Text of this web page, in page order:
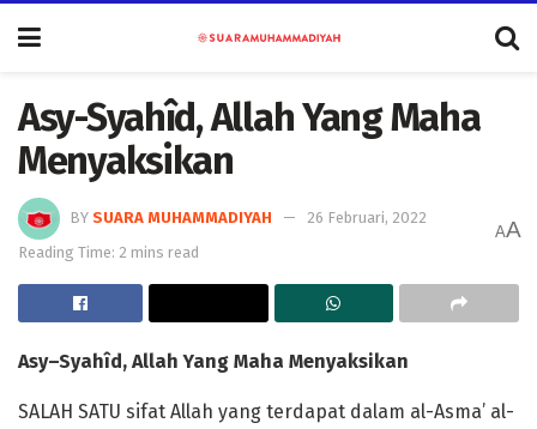
Asy-Syahîd, Allah Yang Maha
Menyaksikan
BY SUARA MUHAMMADIYAH
26 Februari, 2022
Reading Time: 2 mins read
AA
Asy–Syahîd, Allah Yang Maha Menyaksikan
SALAH SATU sifat Allah yang terdapat dalam al-Asma’ al-